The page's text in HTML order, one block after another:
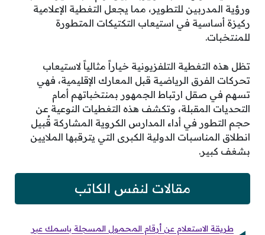
ورؤية المدربين للتطوير، مما يجعل التغطية الإعلامية
ركيزة أساسية في استيعاب التكتيكات المتطورة
للمنتخبات.
تظل هذه التغطية التلفزيونية خياراً مثالياً لاستيعاب
تحركات الفرق الرياضية قبل المعارك الإقليمية، فهي
تسهم في صقل ارتباط الجمهور بمنتخباتهم أمام
التحديات المقبلة، وتكشف هذه التغطيات النوعية عن
حجم التطور في أداء المدارس الكروية المشاركة قُبيل
انطلاق المناسبات الدولية الكبرى التي يترقبها الملايين
بشغف كبير.
مقالات لنفس الكاتب
طريقة الاستعلام عن أرقام المحمول المسجلة باسمك عبر